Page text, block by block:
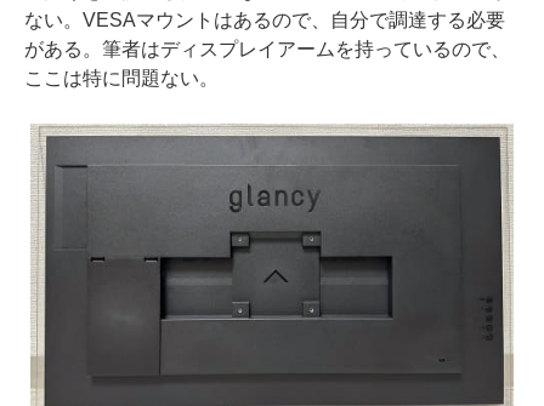
ない。VESAマウントはあるので、自分で調達する必要
がある。筆者はディスプレイアームを持っているので、
ここは特に問題ない。